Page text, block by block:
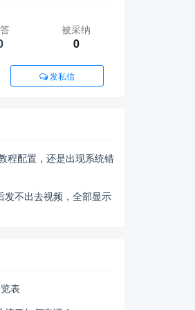
被采纳
0
发私信
程配置，还是出现系统错
发不出去视频，全部显示
表